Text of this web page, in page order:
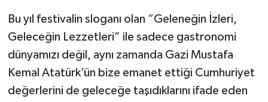
Bu yıl festivalin sloganı olan “Geleneğin İzleri,
Geleceğin Lezzetleri” ile sadece gastronomi
dünyamızı değil, aynı zamanda Gazi Mustafa
Kemal Atatürk’ün bize emanet ettiği Cumhuriyet
değerlerini de geleceğe taşıdıklarını ifade eden